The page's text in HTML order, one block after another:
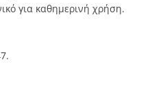
για καθημερινή χρήση.